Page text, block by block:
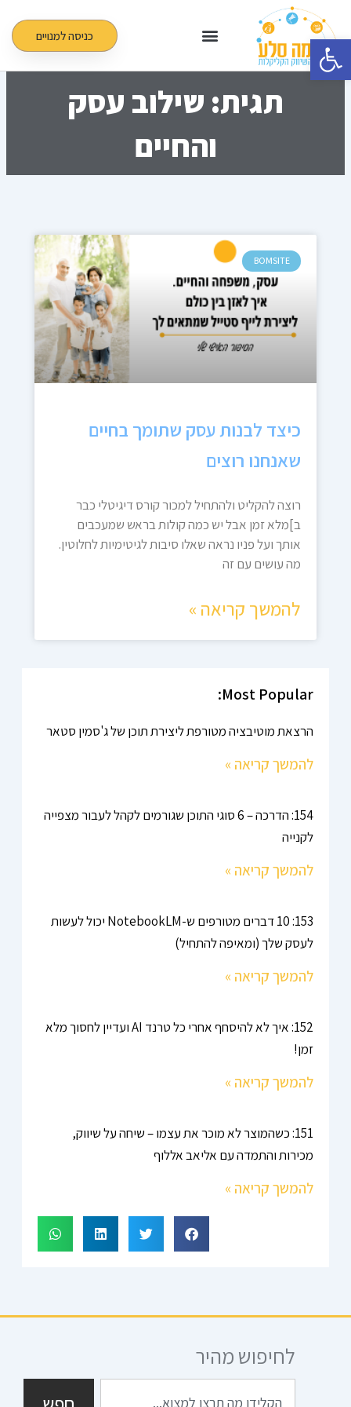
פתח סרגל נגישות
לתוכן
כניסה למנויים
תגית: שילוב עסק
והחיים
BOMSITE
כיצד לבנות עסק שתומך בחיים
שאנחנו רוצים
רוצה להקליט ולהתחיל למכור קורס דיגיטלי כבר
ב]מלא זמן אבל יש כמה קולות בראש שמעכבים
אותך ועל פניו נראה שאלו סיבות לגיטימיות לחלוטין.
מה עושים עם זה
להמשך קריאה »
Most Popular:
הרצאת מוטיבציה מטורפת ליצירת תוכן של ג'סמין סטאר
להמשך קריאה »
154: הדרכה – 6 סוגי התוכן שגורמים לקהל לעבור מצפייה
לקנייה
להמשך קריאה »
153: 10 דברים מטורפים ש-NotebookLM יכול לעשות
לעסק שלך (ומאיפה להתחיל)
להמשך קריאה »
152: איך לא להיסחף אחרי כל טרנד AI ועדיין לחסוך מלא
זמן!
להמשך קריאה »
151: כשהמוצר לא מוכר את עצמו – שיחה על שיווק,
מכירות והתמדה עם אליאב אללוף
להמשך קריאה »
לחיפוש מהיר